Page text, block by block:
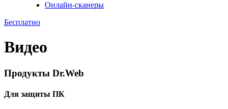
Онлайн-сканеры
Бесплатно
Видео
Продукты Dr.Web
Для защиты ПК